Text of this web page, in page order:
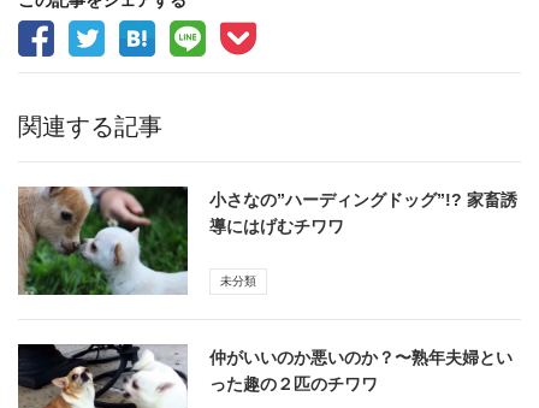
関連する記事
小さなの”ハーディングドッグ”!? 家畜誘
導にはげむチワワ
未分類
仲がいいのか悪いのか？〜熟年夫婦とい
った趣の２匹のチワワ